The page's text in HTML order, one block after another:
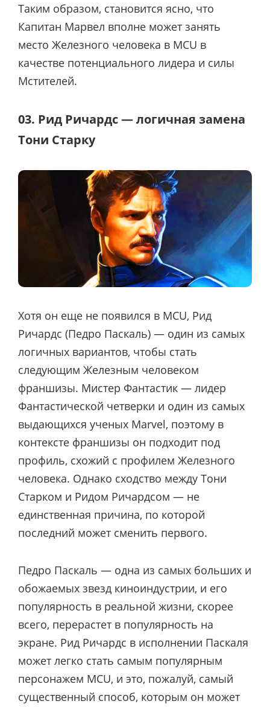
Таким образом, становится ясно, что
Капитан Марвел вполне может занять
место Железного человека в MCU в
качестве потенциального лидера и силы
Мстителей.
03. Рид Ричардс — логичная замена
Тони Старку
Хотя он еще не появился в MCU, Рид
Ричардс (Педро Паскаль) — один из самых
логичных вариантов, чтобы стать
следующим Железным человеком
франшизы. Мистер Фантастик — лидер
Фантастической четверки и один из самых
выдающихся ученых Marvel, поэтому в
контексте франшизы он подходит под
профиль, схожий с профилем Железного
человека. Однако сходство между Тони
Старком и Ридом Ричардсом — не
единственная причина, по которой
последний может сменить первого.
Педро Паскаль — одна из самых больших и
обожаемых звезд киноиндустрии, и его
популярность в реальной жизни, скорее
всего, перерастет в популярность на
экране. Рид Ричардс в исполнении Паскаля
может легко стать самым популярным
персонажем MCU, и это, пожалуй, самый
существенный способ, которым он может